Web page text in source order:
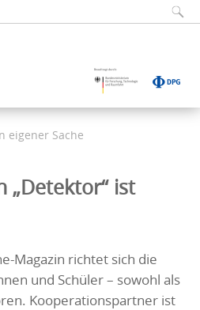
eigener Sache
„Detektor“ ist
Magazin richtet sich die
und Schüler – sowohl als
Kooperationspartner ist